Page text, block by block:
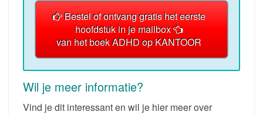
Bestel of ontvang gratis het eerste
hoofdstuk in je mailbox
van het boek ADHD op KANTOOR
Wil je meer informatie?
Vind je dit interessant en wil je hier meer over